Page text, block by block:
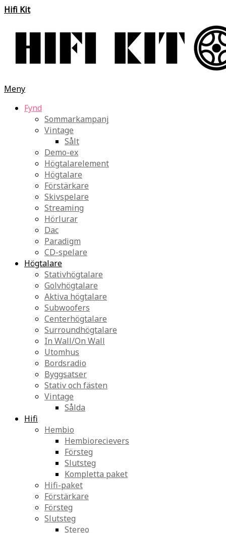
Hifi Kit
Meny
Fynd
Sommarkampanj
Vintage
Sålt
Demo-ex
Högtalarelement
Högtalare
Förstärkare
Skivspelare
Streaming
Hörlurar
Dac
Paradigm
CD-spelare
Högtalare
Stativhögtalare
Golvhögtalare
Aktiva högtalare
Subwoofers
Centerhögtalare
Surroundhögtalare
In Wall/On Wall
Utomhus
Bordsradio
Byggsatser
Stativ och fästen
Vintage
Sålda
Hifi
Hembio
Hembiorecievers
Försteg
Slutsteg
Kompletta paket
Hifi-paket
Förstärkare
Försteg
Slutsteg
Stereo